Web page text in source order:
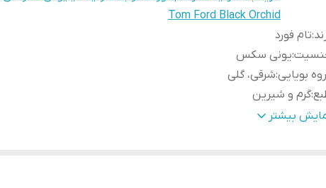
Tom Ford Black Orchid
:تام فورد
:یونی سکس
بویایی:شرقی، گلی
:گرم و شیرین
فصل پاییز و زمستان بیشتر